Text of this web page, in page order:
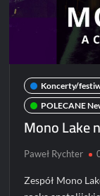
Koncerty/
POLECANE
Mono Lake
Paweł Rychter
Zespół Mono